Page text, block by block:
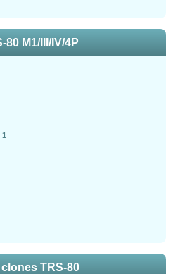
80 M1/III/IV/4P
1
clones TRS-80